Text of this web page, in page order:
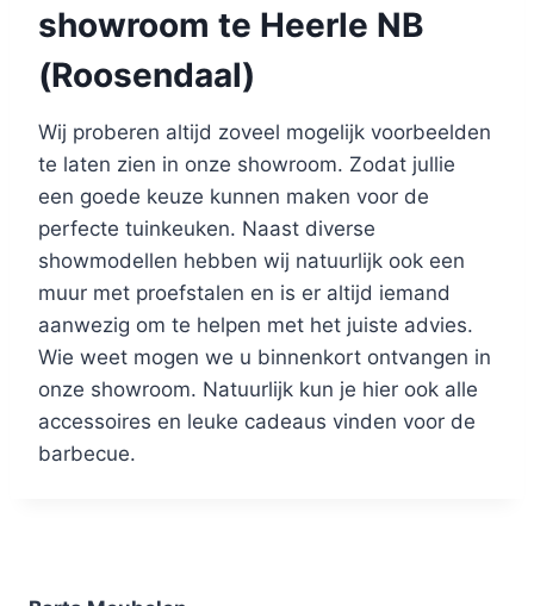
showroom te Heerle NB
(Roosendaal)
Wij proberen altijd zoveel mogelijk voorbeelden
te laten zien in onze showroom. Zodat jullie
een goede keuze kunnen maken voor de
perfecte tuinkeuken. Naast diverse
showmodellen hebben wij natuurlijk ook een
muur met proefstalen en is er altijd iemand
aanwezig om te helpen met het juiste advies.
Wie weet mogen we u binnenkort ontvangen in
onze showroom. Natuurlijk kun je hier ook alle
accessoires en leuke cadeaus vinden voor de
barbecue.